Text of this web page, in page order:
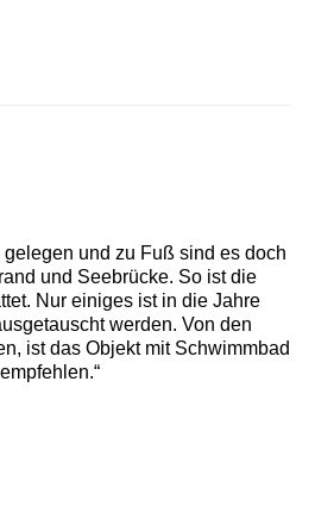
und zu Fuß sind es doch
und Seebrücke. So ist die
Nur einiges ist in die Jahre
werden. Von den
ist das Objekt mit Schwimmbad